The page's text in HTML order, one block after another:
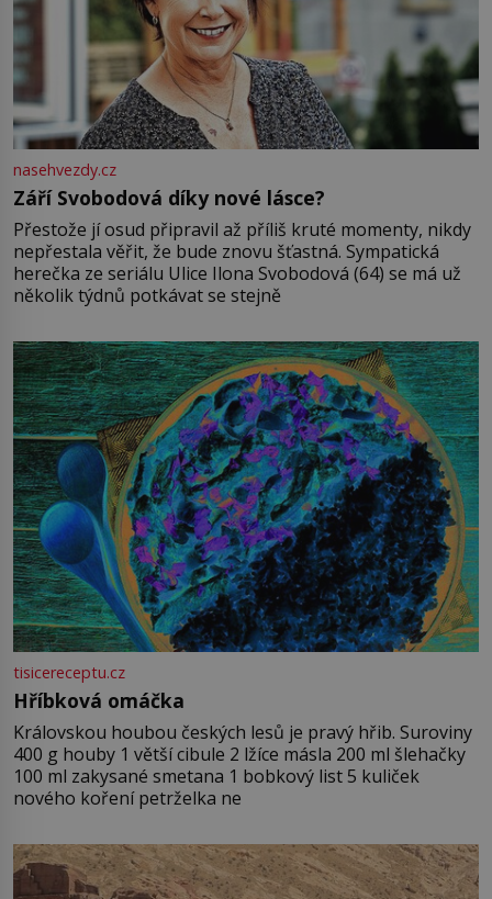
nasehvezdy.cz
Září Svobodová díky nové lásce?
Přestože jí osud připravil až příliš kruté momenty, nikdy
nepřestala věřit, že bude znovu šťastná. Sympatická
herečka ze seriálu Ulice Ilona Svobodová (64) se má už
několik týdnů potkávat se stejně
tisicereceptu.cz
Hříbková omáčka
Královskou houbou českých lesů je pravý hřib. Suroviny
400 g houby 1 větší cibule 2 lžíce másla 200 ml šlehačky
100 ml zakysané smetana 1 bobkový list 5 kuliček
nového koření petrželka ne